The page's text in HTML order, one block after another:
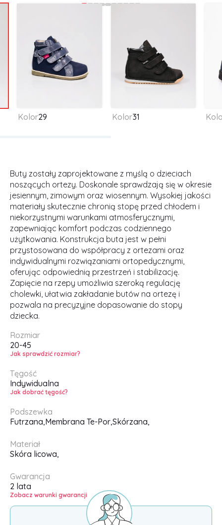
Kolor29 Kolor31
Buty zostały zaprojektowane z myślą o dzieciach
noszących ortezy. Doskonale sprawdzają się w okresie
jesiennym, zimowym oraz wiosennym. Wysokiej jakości
materiały skutecznie chronią stopę przed chłodem i
niekorzystnymi warunkami atmosferycznymi,
zapewniając komfort podczas codziennego
użytkowania. Konstrukcja buta jest w pełni
przystosowana do współpracy z ortezami oraz
indywidualnymi rozwiązaniami ortopedycznymi,
oferując odpowiednią przestrzeń i stabilizację.
Zapięcie na rzepy umożliwia szeroką regulację
cholewki, ułatwia zakładanie butów na ortezę i
pozwala na precyzyjne dopasowanie do stopy
dziecka.
Rozmiar
20-45
Jak sprawdzić rozmiar?
Tęgość
Indywidualna
Jak dobrać tęgość?
Podszewka
Futrzana,Membrana Te-Por,Skórzana,
Materiał
Skóra licowa,
Gwarancja
2 lata
Zobacz warunki gwarancji